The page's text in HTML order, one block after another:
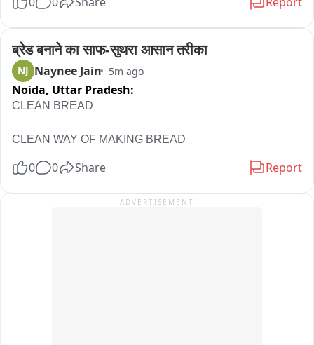
उपचार चल रहा है।
घटना की जानकारी मिलने के बाद प्रसिद्ध स्नेक रेस्क्यूअर 'मुरली वाले' मौके
पर पहुंचे। उन्होंने काफी मशक्कत के बाद घर में छिपे जहरीले सांप को
सुरक्षित पकड़ लिया, जिसके बाद ग्रामीणों ने राहत की सांस ली।
बच्चे की मौत की खबर मिलते ही परिवार में मातम पसर गया। परिजनों का रो-
रोकर बुरा हाल है। वहीं इस घटना से पूरे गांव में शोक का माहौल है। ग्रामीण
घायल महिला के जल्द स्वस्थ होने की प्रार्थना कर रहे हैं।
ब्रेड बनाने का साफ-सुथरा आसान तरीका
NJ Naynee Jain 5m ago
Noida, Uttar Pradesh:
CLEAN BREAD
CLEAN WAY OF MAKING BREAD
0 0 Share Report
ADVERTISEMENT